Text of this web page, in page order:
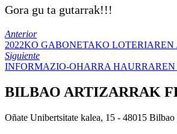
Gora gu ta gutarrak!!!
Anterior
2022KO GABONETAKO
Siguiente
INFORMAZIO-OHARRA HAURRAREN
BILBAO ARTIZARRAK
Oñate Unibertsitate kalea, 15 - 48015